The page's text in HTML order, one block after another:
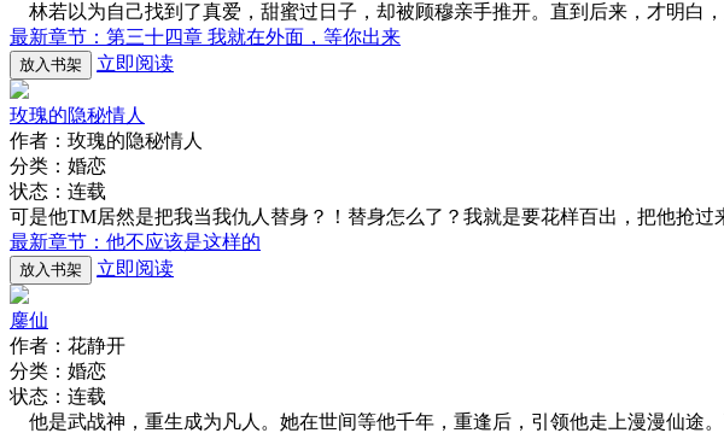
林若以为自己找到了真爱，甜蜜过日子，却被顾穆亲手推开。直到后来，才明白，
最新章节：第三十四章 我就在外面，等你出来
放入书架 立即阅读
玫瑰的隐秘情人
作者：玫瑰的隐秘情人
分类：婚恋
状态：连载
可是他TM居然是把我当我仇人替身？！替身怎么了？我就是要花样百出，把他抢过
最新章节：他不应该是这样的
放入书架 立即阅读
鏖仙
作者：花静开
分类：婚恋
状态：连载
他是武战神，重生成为凡人。她在世间等他千年，重逢后，引领他走上漫漫仙途